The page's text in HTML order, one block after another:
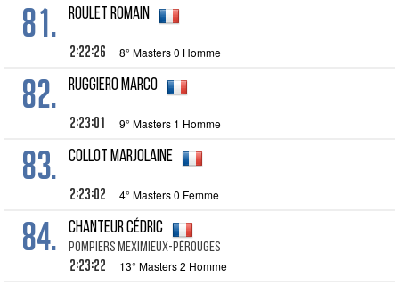
81. ROULET Romain
2:22:26 8° Masters 0 Homme
82. RUGGIERO Marco
2:23:01 9° Masters 1 Homme
83. COLLOT Marjolaine
2:23:02 4° Masters 0 Femme
84. CHANTEUR Cédric
POMPIERS MEXIMIEUX-PÉROUGES
2:23:22 13° Masters 2 Homme